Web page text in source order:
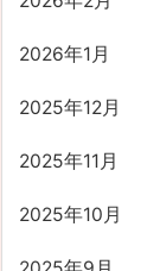
2026年1月
2025年12月
2025年11月
2025年10月